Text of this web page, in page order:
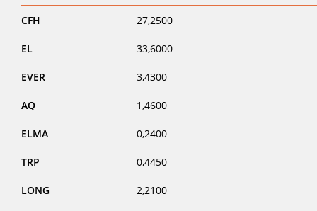
CFH 27,2500
EL 33,6000
EVER 3,4300
AQ 1,4600
ELMA 0,2400
TRP 0,4450
LONG 2,2100